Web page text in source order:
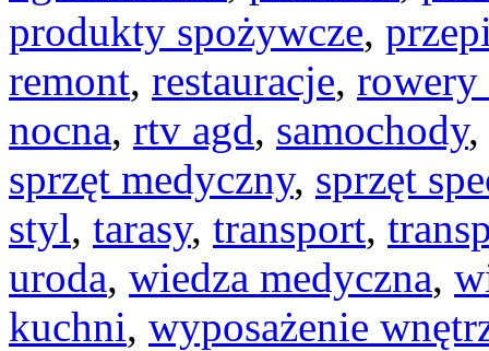
produkty spożywcze,
remont, restauracje, rowery
nocna, rtv agd, samochody,
sprzęt medyczny, sprzęt
styl, tarasy, transport,
uroda, wiedza medyczna,
kuchni, wyposażenie